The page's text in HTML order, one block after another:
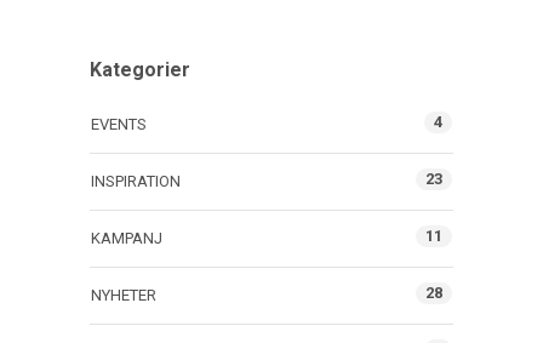
Kategorier
EVENTS 4
INSPIRATION 23
KAMPANJ 11
NYHETER 28